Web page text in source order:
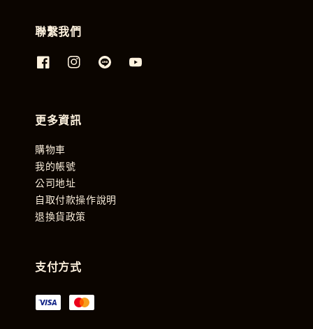
聯繫我們
更多資訊
購物車
我的帳號
公司地址
自取付款操作說明
退換貨政策
支付方式